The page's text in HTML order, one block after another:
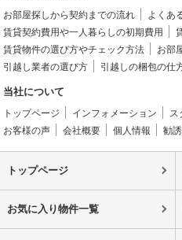
お部屋探しから契約までの流れ よくあ
賃貸契約費用や一人暮らしの初期費用
賃貸物件の選び方やチェック方法
お部
引越し業者の選び方
引越しの梱包の仕
当社について
トップページ インフォメーション ス
お客様の声
会社概要 個人情報 勧
トップページ
お気に入り物件一覧